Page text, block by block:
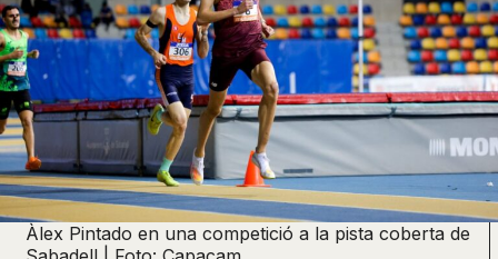
Àlex Pintado en una competició a la pista coberta de